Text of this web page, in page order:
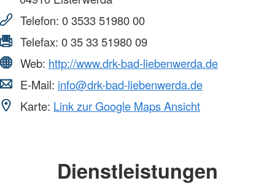
Telefon: 0 3533 51980 00
Telefax: 0 35 33 51980 09
Web: http://www.drk-bad-liebenwerda.de
E-Mail: info@drk-bad-liebenwerda.de
Karte: Link zur Google Maps Ansicht
Dienstleistungen